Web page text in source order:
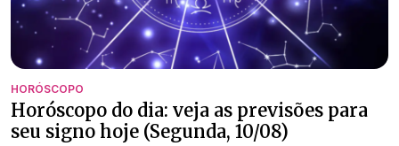
HORÓSCOPO
Horóscopo do dia: veja as previsões para
seu signo hoje (Segunda, 10/08)